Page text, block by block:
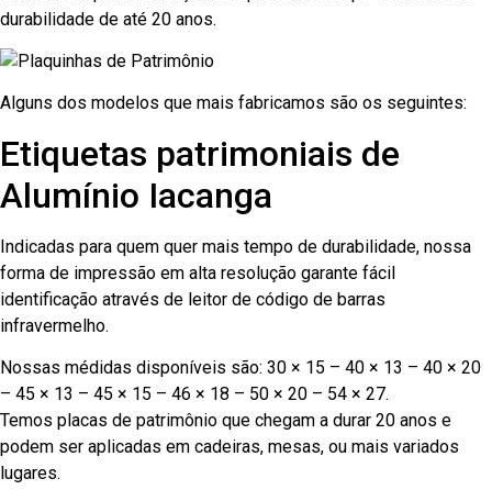
durabilidade de até 20 anos.
Alguns dos modelos que mais fabricamos são os seguintes:
Etiquetas patrimoniais de
Alumínio Iacanga
Indicadas para quem quer mais tempo de durabilidade, nossa
forma de impressão em alta resolução garante fácil
identificação através de leitor de código de barras
infravermelho.
Nossas médidas disponíveis são: 30 × 15 – 40 × 13 – 40 × 20
– 45 × 13 – 45 × 15 – 46 × 18 – 50 × 20 – 54 × 27.
Temos placas de patrimônio que chegam a durar 20 anos e
podem ser aplicadas em cadeiras, mesas, ou mais variados
lugares.